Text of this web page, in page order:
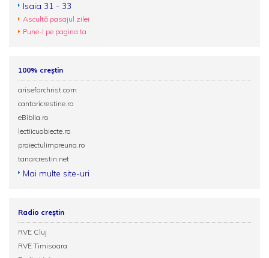
Isaia 31 - 33
Ascultă pasajul zilei
Pune-l pe pagina ta
100% creștin
ariseforchrist.com
cantaricrestine.ro
eBiblia.ro
lectiicuobiecte.ro
proiectulimpreuna.ro
tanarcrestin.net
Mai multe site-uri
Radio creștin
RVE Cluj
RVE Timisoara